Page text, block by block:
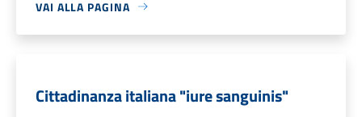
VAI ALLA PAGINA
Cittadinanza italiana "iure sanguinis"